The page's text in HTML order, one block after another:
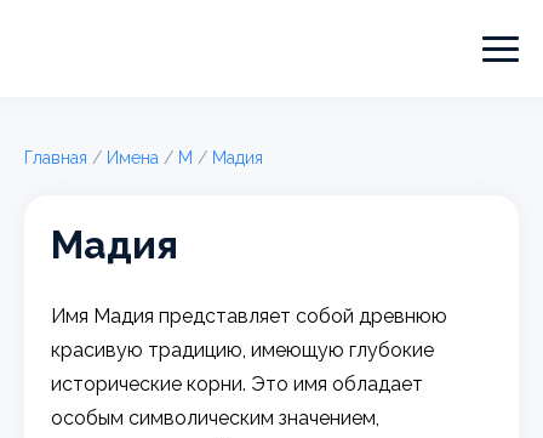
Главная / Имена / М / Мадия
Мадия
Имя Мадия представляет собой древнюю
красивую традицию, имеющую глубокие
исторические корни. Это имя обладает
особым символическим значением,